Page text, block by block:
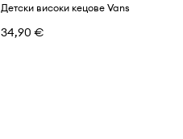
Детски високи кецове Vans
34,90 €